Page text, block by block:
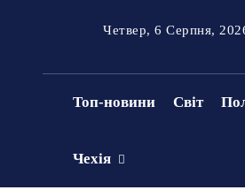
Четвер, 6 Серпня,
Топ-новини Світ
Чехія